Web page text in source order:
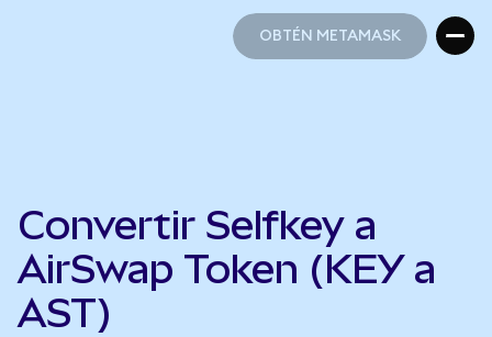
OBTÉN METAMASK
Convertir Selfkey a
AirSwap Token (KEY a
AST)